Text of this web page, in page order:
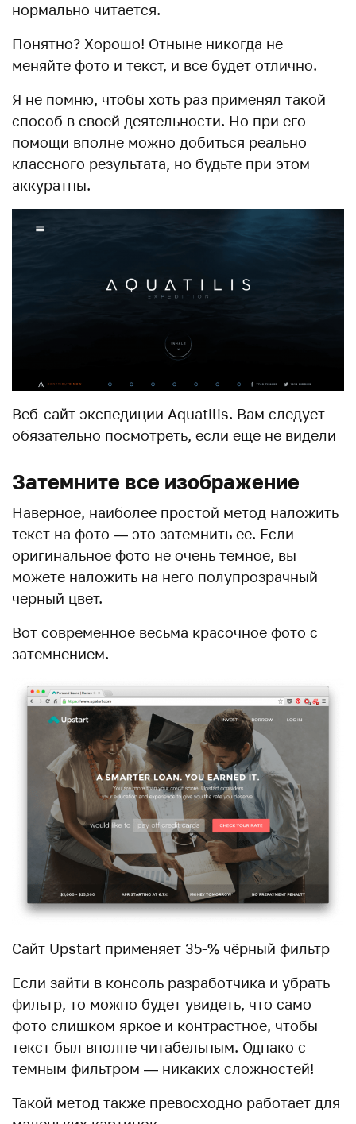
нормально читается.
Понятно? Хорошо! Отныне никогда не
меняйте фото и текст, и все будет отлично.
Я не помню, чтобы хоть раз применял такой
способ в своей деятельности. Но при его
помощи вполне можно добиться реально
классного результата, но будьте при этом
аккуратны.
Веб-сайт экспедиции Aquatilis. Вам следует
обязательно посмотреть, если еще не видели
Затемните все изображение
Наверное, наиболее простой метод наложить
текст на фото — это затемнить ее. Если
оригинальное фото не очень темное, вы
можете наложить на него полупрозрачный
черный цвет.
Вот современное весьма красочное фото с
затемнением.
Сайт Upstart применяет 35-% чёрный фильтр
Если зайти в консоль разработчика и убрать
фильтр, то можно будет увидеть, что само
фото слишком яркое и контрастное, чтобы
текст был вполне читабельным. Однако с
темным фильтром — никаких сложностей!
Такой метод также превосходно работает для